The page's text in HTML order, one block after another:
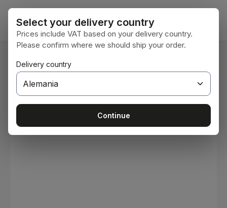
Saltar al contenido principal
Estás aquí: Inicio
Select your delivery country
Prices include VAT based on your delivery country.
Please confirm where we should ship your order.
Delivery country
Continue